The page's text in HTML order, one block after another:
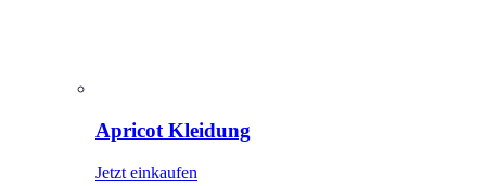
Apricot Kleidung
Jetzt einkaufen